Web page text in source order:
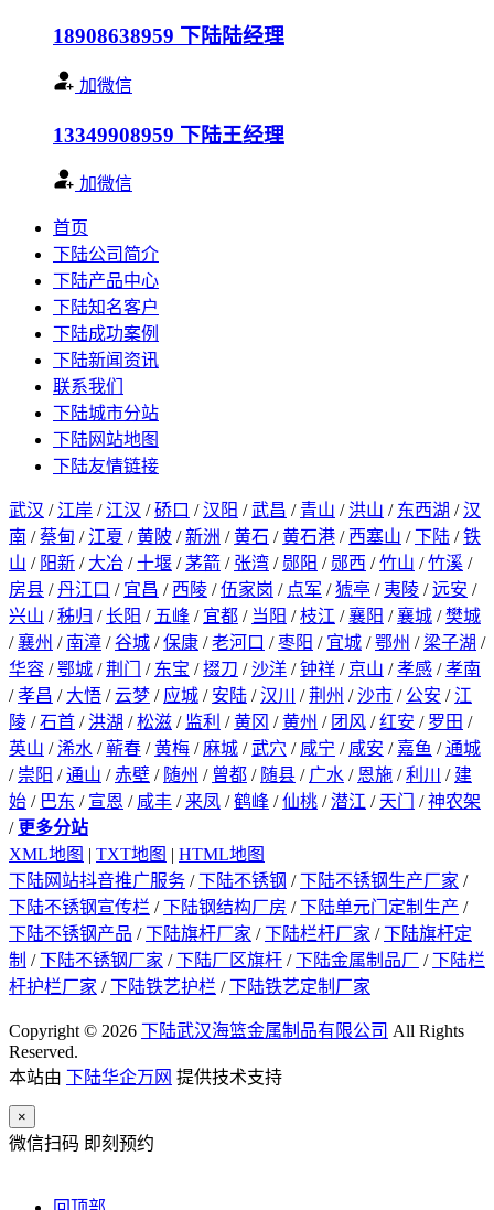
18908638959 下陆陆经理
加微信
13349908959 下陆王经理
加微信
首页
下陆公司简介
下陆产品中心
下陆知名客户
下陆成功案例
下陆新闻资讯
联系我们
下陆城市分站
下陆网站地图
下陆友情链接
武汉 / 江岸 / 江汉 /硚口 /汉阳 /武昌 / 青山 / 洪山 / 东西湖 /汉
南 /蔡甸 / 江夏 /黄陂 /新洲 /黄石 /黄石港 / 西塞山 /下陆 /铁
山 / 阳新 / 大冶 /十堰 /茅箭 / 张湾 / 郧阳 / 郧西 /竹山 /竹溪 /
房县 /丹江口 / 宜昌 / 西陵 /伍家岗 / 点军 /猇亭 / 夷陵 /远安 /
兴山 /秭归 /长阳 / 五峰 / 宜都 / 当阳 /枝江 /襄阳 /襄城 /樊城
/襄州 / 南漳 /谷城 /保康 /老河口 /枣阳 / 宜城 /鄂州 / 梁子湖 /
华容 /鄂城 /荆门 / 东宝 /掇刀 /沙洋 /钟祥 / 京山 /孝感 /孝南
/孝昌 / 大悟 /云梦 / 应城 / 安陆 /汉川 /荆州 /沙市 / 公安 / 江
陵 /石首 / 洪湖 /松滋 / 监利 /黄冈 /黄州 / 团风 /红安 / 罗田 /
英山 /浠水 /蕲春 /黄梅 / 麻城 /武穴 / 咸宁 / 咸安 / 嘉鱼 /通城
/ 崇阳 /通山 /赤壁 / 随州 / 曾都 / 随县 / 广水 / 恩施 /利川 / 建
始 / 巴东 / 宣恩 / 咸丰 / 来凤 /鹤峰 /仙桃 /潜江 / 天门 /神农架
/ 更多分站
XML地图 | TXT地图 | HTML地图
下陆网站抖音推广服务 /下陆不锈钢 /下陆不锈钢生产厂家 /
下陆不锈钢宣传栏 /下陆钢结构厂房 /下陆单元门定制生产 /
下陆不锈钢产品 /下陆旗杆厂家 /下陆栏杆厂家 /下陆旗杆定
制 /下陆不锈钢厂家 /下陆厂区旗杆 /下陆金属制品厂 /下陆栏
杆护栏厂家 /下陆铁艺护栏 /下陆铁艺定制厂家
Copyright © 2026 下陆武汉海篮金属制品有限公司 All Rights
Reserved.
本站由 下陆华企万网 提供技术支持
×
微信扫码 即刻预约